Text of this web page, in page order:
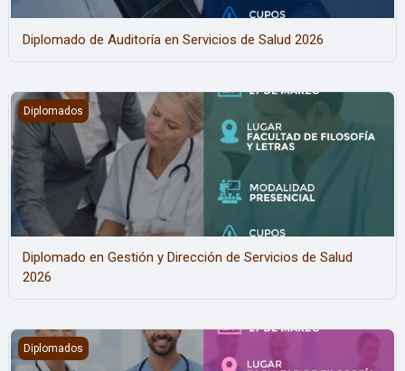
Diplomado de Auditoría en Servicios de Salud 2026
Diplomado en Gestión y Dirección de Servicios de Salud 2026
Diplomados
Diplomado en Gestión y Dirección de Servicios de Salud
2026
Diplomado en Gestión Estratégica de Recursos Humanos en
Diplomados